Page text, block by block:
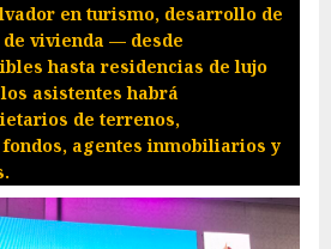
en turismo, desarrollo de
vivienda — desde
hasta residencias de lujo
asistentes habrá
de terrenos,
agentes inmobiliarios y